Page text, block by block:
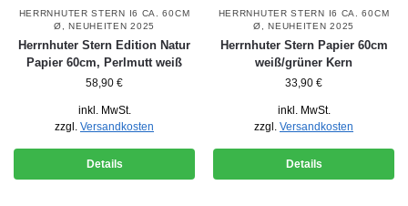
HERRNHUTER STERN I6 CA. 60CM
Ø ,NEUHEITEN 2025
Herrnhuter Stern Edition Natur
Papier 60cm, Perlmutt weiß
58,90 €
inkl. MwSt.
zzgl. Versandkosten
Details
HERRNHUTER STERN I6 CA. 60CM
Ø ,NEUHEITEN 2025
Herrnhuter Stern Papier 60cm
weiß/grüner Kern
33,90 €
inkl. MwSt.
zzgl. Versandkosten
Details